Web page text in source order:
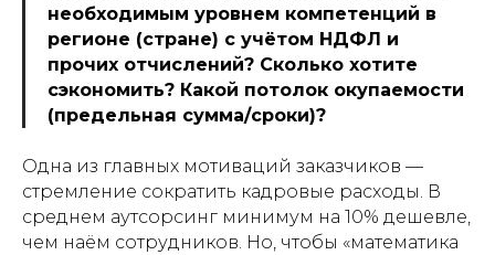
необходимым уровнем компетенций в
регионе (стране) с учётом НДФЛ и
прочих отчислений? Сколько хотите
сэкономить? Какой потолок окупаемости
(предельная сумма/сроки)?
Одна из главных мотиваций заказчиков —
стремление сократить кадровые расходы. В
среднем аутсорсинг минимум на 10% дешевле,
чем наём сотрудников. Но, чтобы «математика